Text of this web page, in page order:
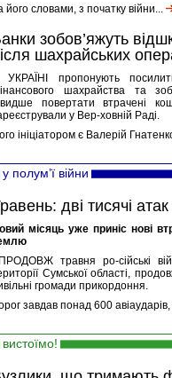
його словами, з початку війни...
зобов’яжуть
шахрайських
УКРАЇНІ пропонують
шахрайства та
повертати втрачені
у Вер-ховній Раді.
ініціатором є Валерій
у полум’ї війни
дві тисячі
місяць уже приніс нові
травня ро-сійські
Сумської області,
громади прикордоння.
завдав понад 600
вистоїмо!